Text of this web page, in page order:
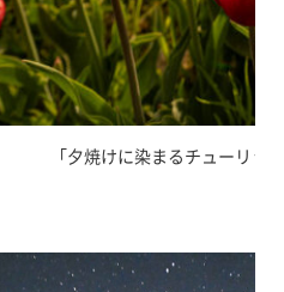
｢夕焼けに染まるチューリッ